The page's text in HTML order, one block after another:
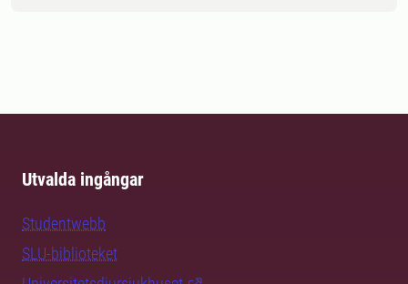
Utvalda ingångar
Studentwebb
SLU-biblioteket